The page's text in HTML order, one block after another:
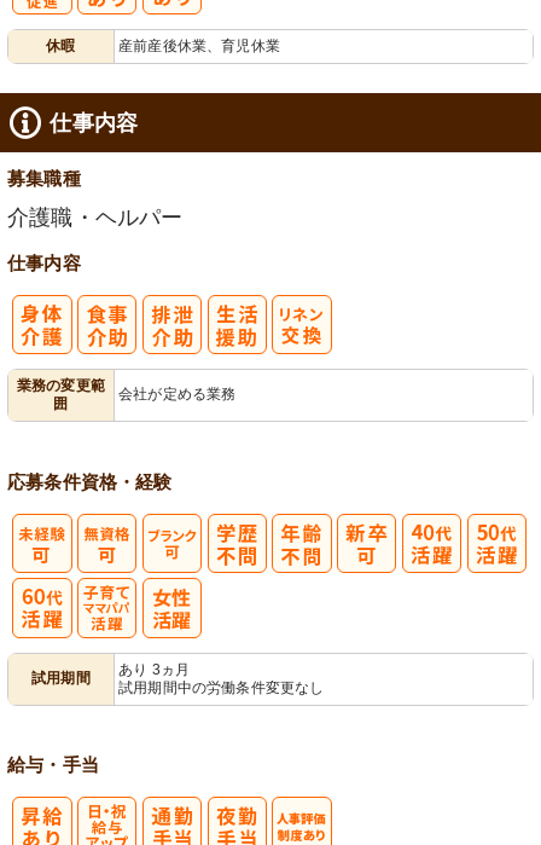
休暇 産前産後休業、育児休業
仕事内容
募集職種
介護職・ヘルパー
仕事内容
業務の変更範
囲
会社が定める業務
応募条件資格・経験
試用期間
あり 3ヵ月
試用期間中の労働条件変更なし
給与・手当